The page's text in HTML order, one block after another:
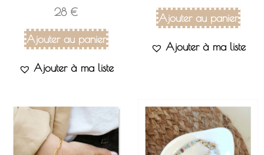
28 €
Ajouter au panier
Ajouter à ma liste
Ajouter au panier
Ajouter à ma liste